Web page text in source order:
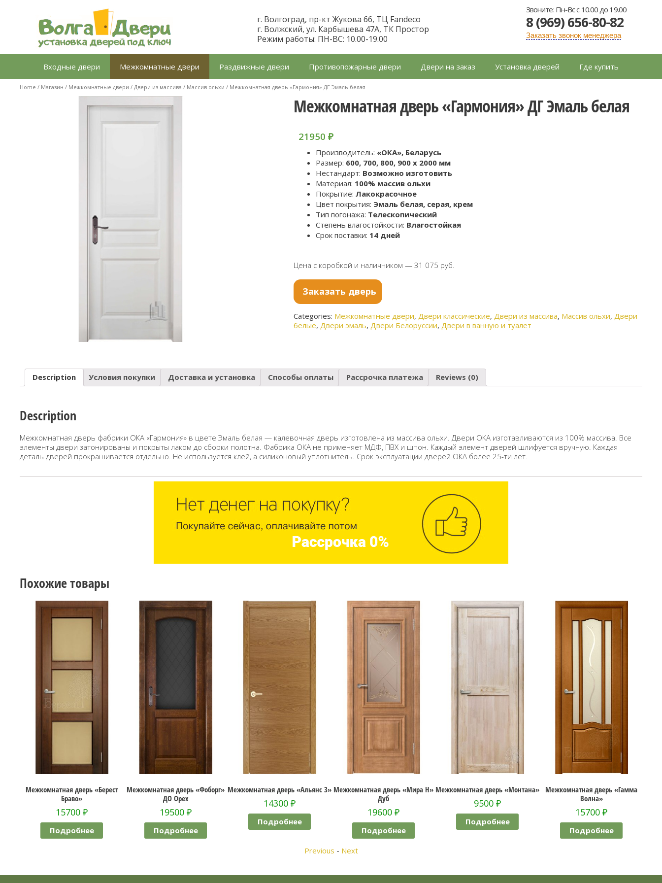
содержимому
г. Волгоград, пр-кт Жукова 66, ТЦ Fandeco
г. Волжский, ул. Карбышева 47А, ТК Простор
Режим работы: ПН-ВС: 10.00-19.00
Звоните: Пн-Вс с 10.00 до 19.00
8 (969) 656-80-82
Заказать звонок менеджера
Входные двери Межкомнатные двери Раздвижные двери Противопожарные двери Двери на заказ Установка дверей Где купить
Home / Магазин / Межкомнатные двери / Двери из массива / Массив ольхи / Межкомнатная дверь «Гармония» ДГ Эмаль белая
Межкомнатная дверь «Гармония» ДГ Эмаль белая
21950₽
Производитель: «ОКА», Беларусь
Размер: 600, 700, 800, 900 x 2000 мм
Нестандарт: Возможно изготовить
Материал: 100% массив ольхи
Покрытие:Лакокрасочное
Цвет покрытия: Эмаль белая, серая, крем
Тип погонажа: Телескопический
Степень влагостойкости: Влагостойкая
Срок поставки: 14 дней
Цена с коробкой и наличником — 31 075 руб.
Заказать дверь
Categories: Межкомнатные двери, Двери классические, Двери из массива, Массив ольхи, Двери
белые, Двери эмаль, Двери Белоруссии, Двери в ванную и туалет
Description Условия покупки Доставка и установка Способы оплаты Рассрочка платежа Reviews (0)
Description
Межкомнатная дверь фабрики ОКА «Гармония» в цвете Эмаль белая — калевочная дверь изготовлена из массива ольхи. Двери ОКА изготавливаются из 100% массива. Все
элементы двери затонированы и покрыты лаком до сборки полотна. Фабрика ОКА не применяет МДФ, ПВХ и шпон. Каждый элемент дверей шлифуется вручную. Каждая
деталь дверей прокрашивается отдельно. Не используется клей, а силиконовый уплотнитель. Срок эксплуатации дверей ОКА более 25-ти лет.
Похожие товары
Межкомнатная дверь «Берест
Браво»
15700 ₽
Подробнее
Межкомнатная дверь «Фоборг»
ДО Орех
19500 ₽
Подробнее
Межкомнатная дверь «Альянс 3»
14300 ₽
Подробнее
Межкомнатная дверь «Мира Н»
Дуб
19600 ₽
Подробнее
Межкомнатная дверь «Монтана»
9500 ₽
Подробнее
Межкомнатная дверь «Гамма
Волна»
15700 ₽
Подробнее
Previous - Next